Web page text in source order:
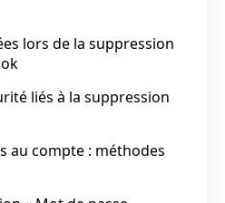
lors de la suppression
liés à la suppression
au compte : méthodes